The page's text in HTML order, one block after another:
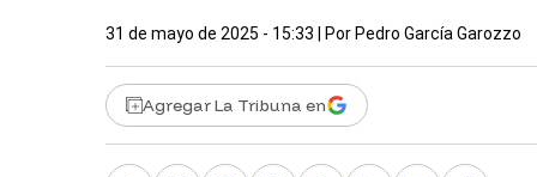
31 de mayo de 2025 - 15:33 | Por Pedro García Garozzo
Agregar La Tribuna en